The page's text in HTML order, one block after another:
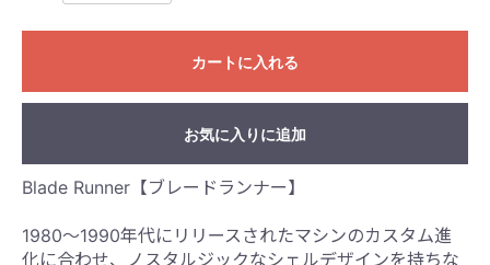
カートに入れる
お気に入りに追加
Blade Runner【ブレードランナー】
1980〜1990年代にリリースされたマシンのカスタム進
化に合わせ、ノスタルジックなシェルデザインを持ちな